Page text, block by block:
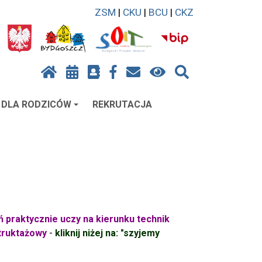
ZSM | CKU | BCU | CKZ
DLA RODZICÓW REKRUTACJA
praktycznie uczy na kierunku technik
- kliknij niżej na: "szyjemy